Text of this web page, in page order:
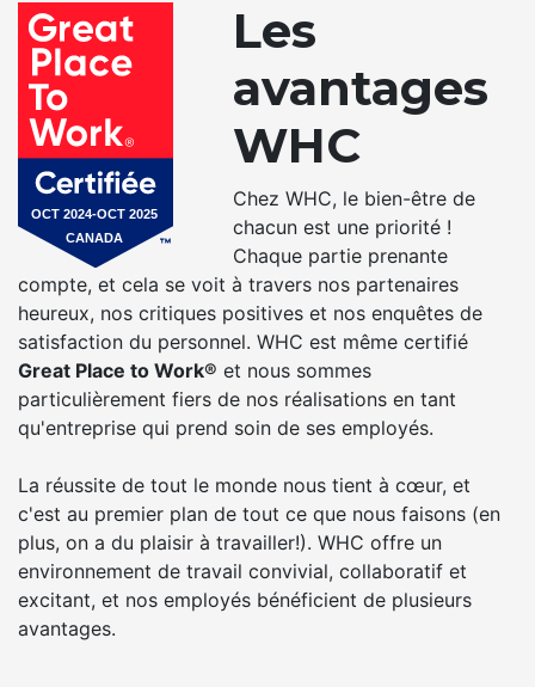
Les
avantages
WHC
Chez WHC, le bien-être de
chacun est une priorité !
Chaque partie prenante
compte, et cela se voit à travers nos partenaires
heureux, nos critiques positives et nos enquêtes de
satisfaction du personnel. WHC est même certifié
Great Place to Work® et nous sommes
particulièrement fiers de nos réalisations en tant
qu'entreprise qui prend soin de ses employés.
La réussite de tout le monde nous tient à cœur, et
c'est au premier plan de tout ce que nous faisons (en
plus, on a du plaisir à travailler!). WHC offre un
environnement de travail convivial, collaboratif et
excitant, et nos employés bénéficient de plusieurs
avantages.